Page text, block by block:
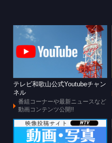
テレビ和歌山公式Youtubeチャン
ネル
番組コーナーや最新ニュースなど
動画コンテンツ公開!!